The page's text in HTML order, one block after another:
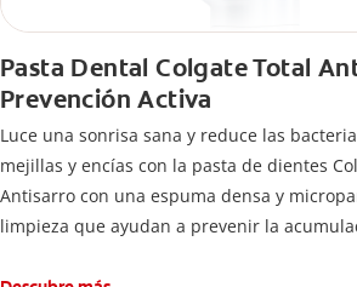
Pasta Dental Colgate Total
Prevención Activa
Luce una sonrisa sana y reduce las
mejillas y encías con la pasta de dientes
Antisarro con una espuma densa y
limpieza que ayudan a prevenir la